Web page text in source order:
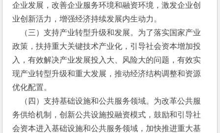
企业发展，改善企业服务环境和融资环境，激发企业创
业创新活力，增强经济持续发展内生动力。
（三）支持产业转型升级和发展。为了落实国家产业
政策，扶持重大关键技术产业化，引导社会资本增加投
入，有效解决产业发展投入大、风险大的问题，有效实
现产业转型升级和重大发展，推动经济结构调整和资源
优化配置。
（四）支持基础设施和公共服务领域。为改革公共服
务供给机制，创新公共设施投融资模式，鼓励和引导社
会资本进入基础设施和公共服务领域，加快推进重大基